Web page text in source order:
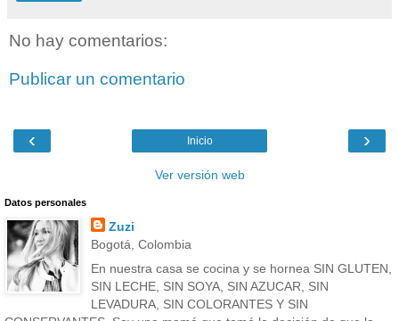
No hay comentarios:
Publicar un comentario
‹ ›
Inicio
Ver versión web
Datos personales
Zuzi
Bogotá, Colombia
En nuestra casa se cocina y se hornea SIN GLUTEN,
SIN LECHE, SIN SOYA, SIN AZUCAR, SIN
LEVADURA, SIN COLORANTES Y SIN